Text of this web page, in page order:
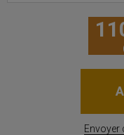
Envoyer